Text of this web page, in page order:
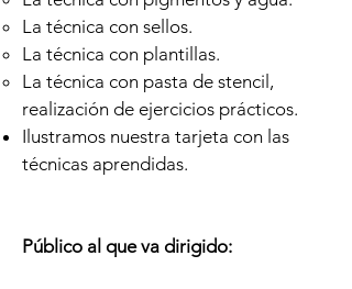
La técnica con sellos.
La técnica con plantillas.
La técnica con pasta de stencil,
realización de ejercicios prácticos.
Ilustramos nuestra tarjeta con las
técnicas aprendidas.
Público al que va dirigido: